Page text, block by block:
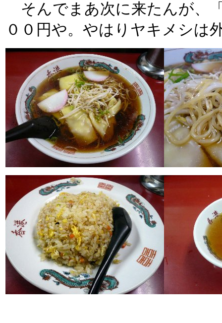
そんでまあ次に来たんが、
００円や。やはりヤキメシは